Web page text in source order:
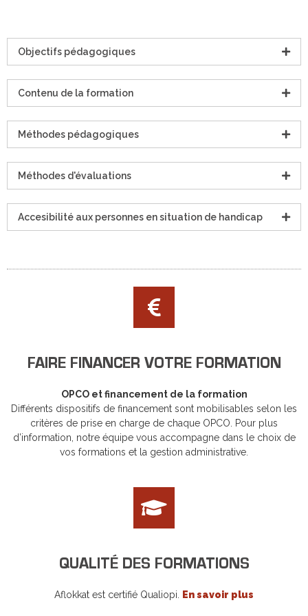
Objectifs pédagogiques
Contenu de la formation
Méthodes pédagogiques
Méthodes d'évaluations
Accesibilité aux personnes en situation de handicap
FAIRE FINANCER VOTRE FORMATION
OPCO et financement de la formation
Différents dispositifs de financement sont mobilisables selon les
critères de prise en charge de chaque OPCO. Pour plus
d’information, notre équipe vous accompagne dans le choix de
vos formations et la gestion administrative.
QUALITÉ DES FORMATIONS
Aflokkat est certifié Qualiopi. En savoir plus